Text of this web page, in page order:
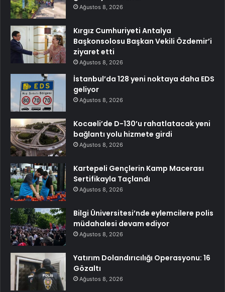
Ağustos 8, 2026
Kırgız Cumhuriyeti Antalya
Başkonsolosu Başkan Vekili Özdemir’i
ziyaret etti
Ağustos 8, 2026
İstanbul’da 128 yeni noktaya daha EDS
geliyor
Ağustos 8, 2026
Kocaeli’de D-130’u rahatlatacak yeni
bağlantı yolu hizmete girdi
Ağustos 8, 2026
Kartepeli Gençlerin Kamp Macerası
Sertifikayla Taçlandı
Ağustos 8, 2026
Bilgi Üniversitesi’nde eylemcilere polis
müdahalesi devam ediyor
Ağustos 8, 2026
Yatırım Dolandırıcılığı Operasyonu: 16
Gözaltı
Ağustos 8, 2026